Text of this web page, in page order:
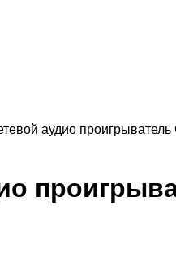
аудио проигрыватель